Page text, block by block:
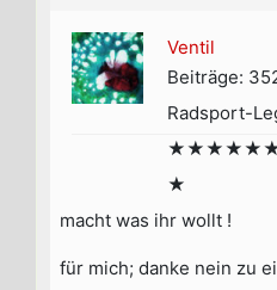
Ventil
Beiträge:
Radsport-
★
macht was ihr wollt !
für mich; danke nein zu